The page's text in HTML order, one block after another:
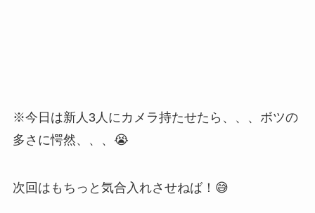
※今日は新人3人にカメラ持たせたら、、、ボツの
多さに愕然、、、😭
次回はもちっと気合入れさせねば！😅